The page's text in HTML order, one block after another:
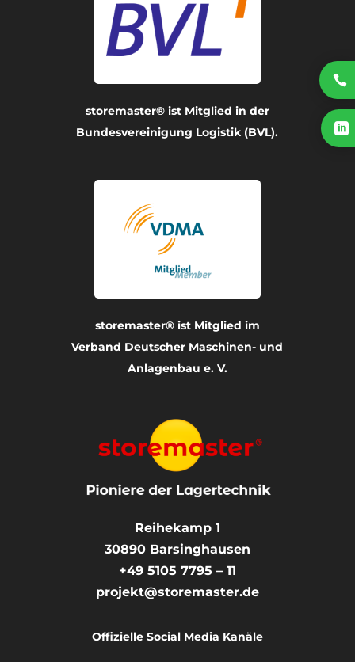
storemaster® ist Mitglied in der
Bundesvereinigung Logistik (BVL).
storemaster® ist Mitglied im
Verband Deutscher Maschinen- und
Anlagenbau e. V.
Reihekamp 1
30890 Barsinghausen
+49 5105 7795 – 11
projekt@storemaster.de
Offizielle Social Media Kanäle

